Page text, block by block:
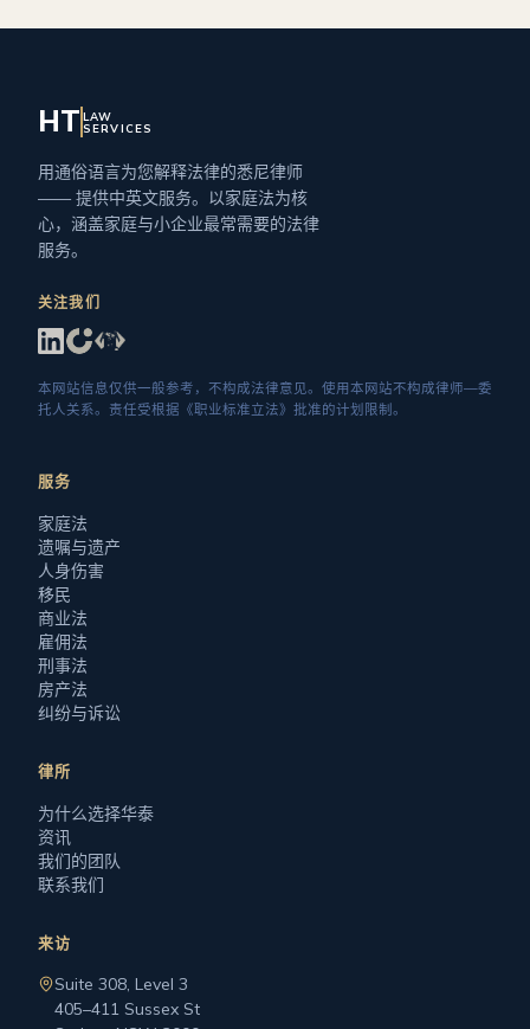
HT LAW
SERVICES
用通俗语言为您解释法律的悉尼律师
—— 提供中英文服务。以家庭法为核
心，涵盖家庭与小企业最常需要的法律
服务。
关注我们
本网站信息仅供一般参考，不构成法律意见。使用本网站不构成律师—委
托人关系。责任受根据《职业标准立法》批准的计划限制。
服务
家庭法
遗嘱与遗产
人身伤害
移民
商业法
雇佣法
刑事法
房产法
纠纷与诉讼
律所
为什么选择华泰
资讯
我们的团队
联系我们
来访
Suite 308, Level 3
405–411 Sussex St